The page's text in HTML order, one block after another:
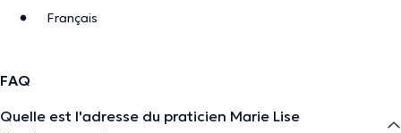
Français
FAQ
Quelle est l'adresse du praticien Marie Lise